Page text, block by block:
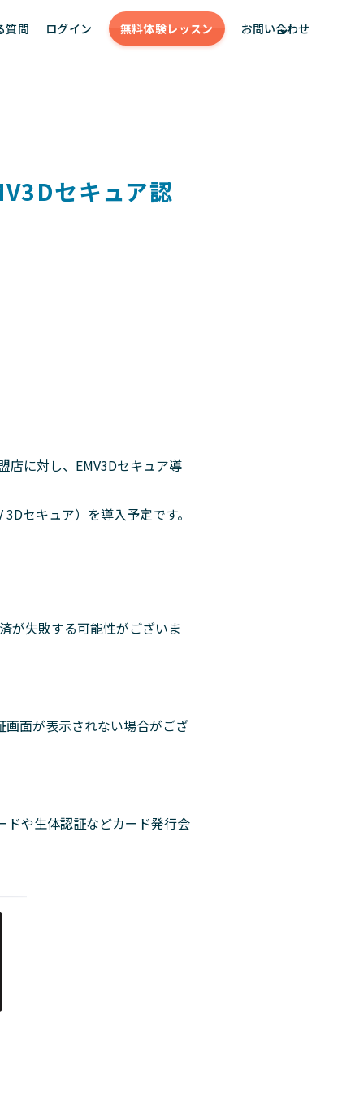
質問 ログイン 無料体験レッスン お問い合わせ
セキュア認
店に対し、EMV3Dセキュア導
セキュア）を導入予定です。
が失敗する可能性がございま
面が表示されない場合がござ
ドや⽣体認証などカード発⾏会